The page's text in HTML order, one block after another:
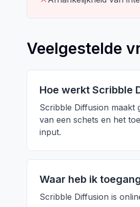
Veelgestelde
Hoe werkt Scribble
Scribble Diffusion maakt
van een schets en het
input.
Waar heb ik
Scribble Diffusion is